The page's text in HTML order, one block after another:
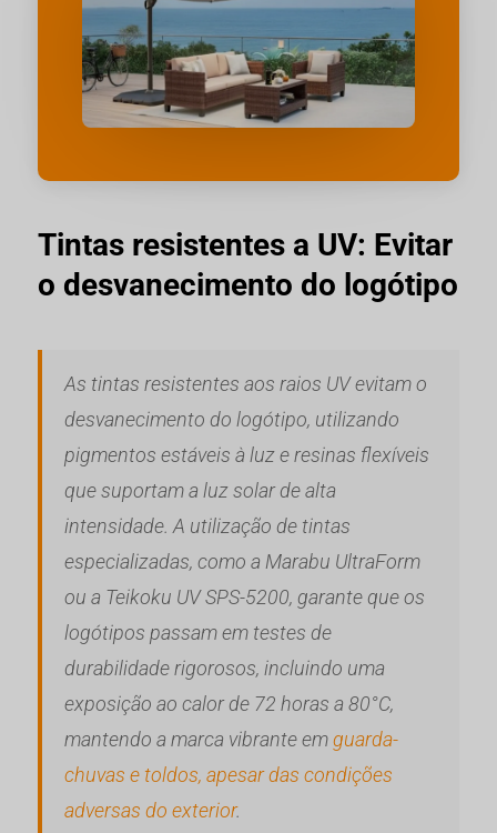
Tintas resistentes a UV: Evitar
o desvanecimento do logótipo
As tintas resistentes aos raios UV evitam o
desvanecimento do logótipo, utilizando
pigmentos estáveis à luz e resinas flexíveis
que suportam a luz solar de alta
intensidade. A utilização de tintas
especializadas, como a Marabu UltraForm
ou a Teikoku UV SPS-5200, garante que os
logótipos passam em testes de
durabilidade rigorosos, incluindo uma
exposição ao calor de 72 horas a 80°C,
mantendo a marca vibrante emguarda-
chuvas e toldos, apesar das condições
adversas do exterior.